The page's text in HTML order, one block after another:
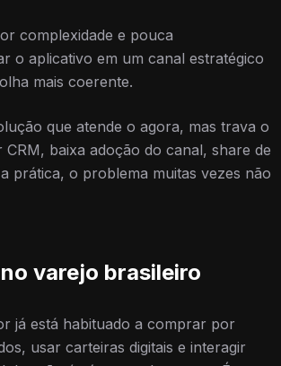
complexidade e pouca
o aplicativo em um canal estratégico
mais coerente.
que atende o agora, mas trava o
baixa adoção do canal, share de
prática, o problema muitas vezes não
varejo brasileiro
já está habituado a comprar por
usar carteiras digitais e interagir